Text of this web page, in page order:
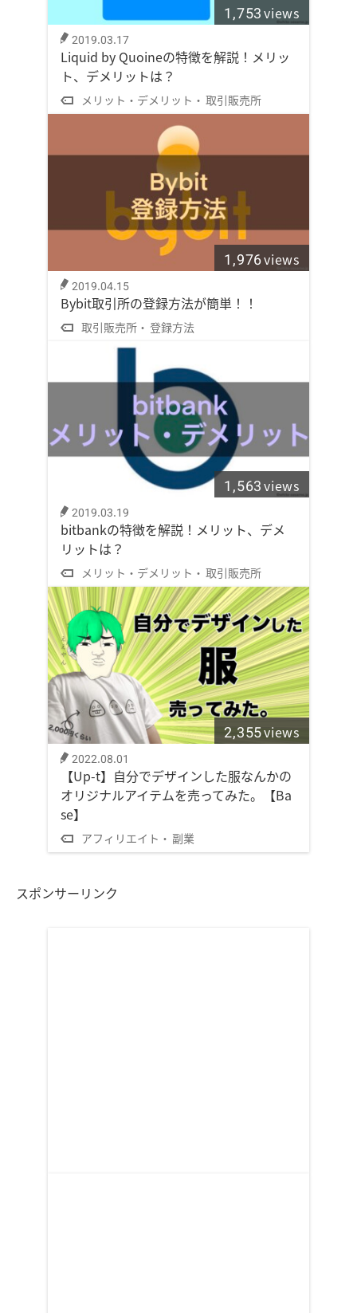
1,753views
2019.03.17
Liquid by Quoineの特徴を解説！メリッ
ト、デメリットは？
メリット・デメリット 取引販売所
1,976views
2019.04.15
Bybit取引所の登録方法が簡単！！
取引販売所 登録方法
1,563views
2019.03.19
bitbankの特徴を解説！メリット、デメ
リットは？
メリット・デメリット 取引販売所
2,355views
2022.08.01
【Up-t】自分でデザインした服なんかの
オリジナルアイテムを売ってみた。【Ba
se】
アフィリエイト 副業
スポンサーリンク